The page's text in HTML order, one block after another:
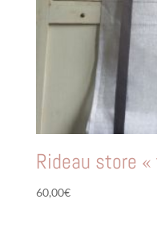
Rideau store
60,00€